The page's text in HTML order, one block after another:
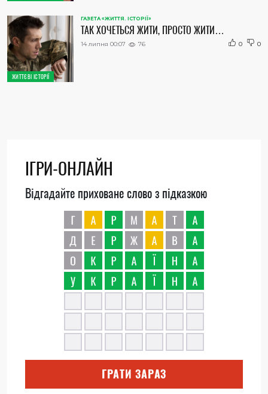
ЖИТТЄВІ ІСТОРІЇ
ГАЗЕТА «ЖИТТЯ. ІСТОРІЇ»
ТАК ХОЧЕТЬСЯ ЖИТИ, ПРОСТО ЖИТИ…
14 липня 00:07 76 0 0
ІГРИ-ОНЛАЙН
Відгадайте приховане слово з підказкою
ГРАТИ ЗАРАЗ